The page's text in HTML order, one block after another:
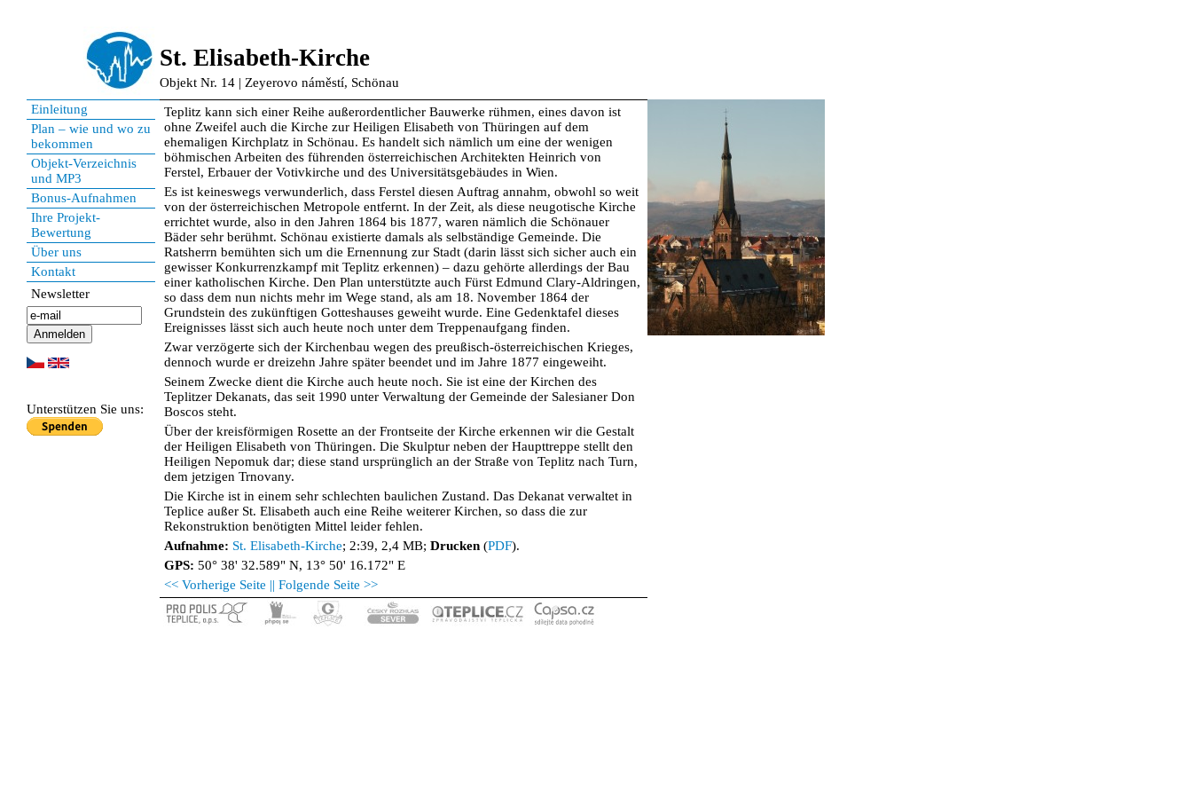
St. Elisabeth-Kirche
Objekt Nr. 14 | Zeyerovo náměstí, Schönau
Einleitung
Plan – wie und wo zu
bekommen
Objekt-Verzeichnis
und MP3
Bonus-Aufnahmen
Ihre Projekt-
Bewertung
Über uns
Kontakt
Newsletter
Unterstützen Sie uns:
Teplitz kann sich einer Reihe außerordentlicher Bauwerke rühmen, eines davon ist
ohne Zweifel auch die Kirche zur Heiligen Elisabeth von Thüringen auf dem
ehemaligen Kirchplatz in Schönau. Es handelt sich nämlich um eine der wenigen
böhmischen Arbeiten des führenden österreichischen Architekten Heinrich von
Ferstel, Erbauer der Votivkirche und des Universitätsgebäudes in Wien.
Es ist keineswegs verwunderlich, dass Ferstel diesen Auftrag annahm, obwohl so weit
von der österreichischen Metropole entfernt. In der Zeit, als diese neugotische Kirche
errichtet wurde, also in den Jahren 1864 bis 1877, waren nämlich die Schönauer
Bäder sehr berühmt. Schönau existierte damals als selbständige Gemeinde. Die
Ratsherrn bemühten sich um die Ernennung zur Stadt (darin lässt sich sicher auch ein
gewisser Konkurrenzkampf mit Teplitz erkennen) – dazu gehörte allerdings der Bau
einer katholischen Kirche. Den Plan unterstützte auch Fürst Edmund Clary-Aldringen,
so dass dem nun nichts mehr im Wege stand, als am 18. November 1864 der
Grundstein des zukünftigen Gotteshauses geweiht wurde. Eine Gedenktafel dieses
Ereignisses lässt sich auch heute noch unter dem Treppenaufgang finden.
Zwar verzögerte sich der Kirchenbau wegen des preußisch-österreichischen Krieges,
dennoch wurde er dreizehn Jahre später beendet und im Jahre 1877 eingeweiht.
Seinem Zwecke dient die Kirche auch heute noch. Sie ist eine der Kirchen des
Teplitzer Dekanats, das seit 1990 unter Verwaltung der Gemeinde der Salesianer Don
Boscos steht.
Über der kreisförmigen Rosette an der Frontseite der Kirche erkennen wir die Gestalt
der Heiligen Elisabeth von Thüringen. Die Skulptur neben der Haupttreppe stellt den
Heiligen Nepomuk dar; diese stand ursprünglich an der Straße von Teplitz nach Turn,
dem jetzigen Trnovany.
Die Kirche ist in einem sehr schlechten baulichen Zustand. Das Dekanat verwaltet in
Teplice außer St. Elisabeth auch eine Reihe weiterer Kirchen, so dass die zur
Rekonstruktion benötigten Mittel leider fehlen.
Aufnahme: St. Elisabeth-Kirche; 2:39, 2,4 MB; Drucken (PDF).
GPS: 50° 38' 32.589" N, 13° 50' 16.172" E
<< Vorherige Seite || Folgende Seite >>